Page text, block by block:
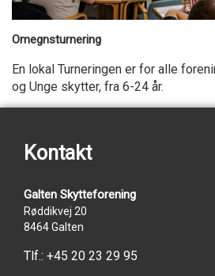
Omegnsturnering
En lokal Turneringen er for alle
og Unge skytter, fra 6-24 år.
Kontakt
Galten Skytteforening
Røddikvej 20
8464 Galten
Tlf.: +45 20 23 29 95